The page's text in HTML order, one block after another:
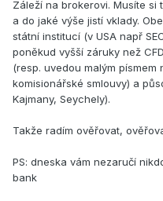
Záleží na brokerovi. Musíte si
a do jaké výše jistí vklady.
státní institucí (v USA např
poněkud vyšší záruky než
(resp. uvedou malým písmem
komisionářské smlouvy) a
Kajmany, Seychely).
Takže radím ověřovat,
PS: dneska vám nezaručí
bank